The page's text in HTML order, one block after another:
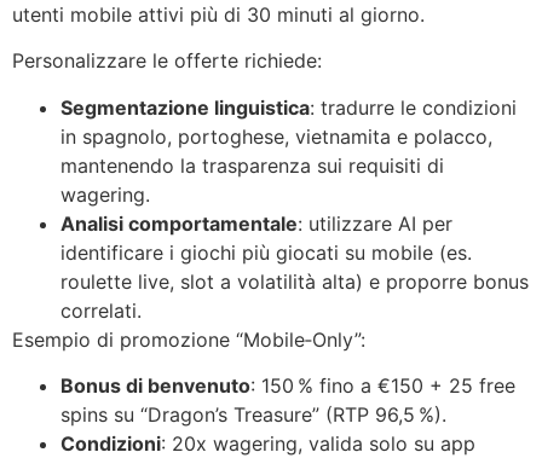
utenti mobile attivi più di 30 minuti al giorno.
Personalizzare le offerte richiede:
Segmentazione linguistica: tradurre le condizioni
in spagnolo, portoghese, vietnamita e polacco,
mantenendo la trasparenza sui requisiti di
wagering.
Analisi comportamentale: utilizzare AI per
identificare i giochi più giocati su mobile (es.
roulette live, slot a volatilità alta) e proporre bonus
correlati.
Esempio di promozione “Mobile‑Only”:
Bonus di benvenuto: 150 % fino a €150 + 25 free
spins su “Dragon’s Treasure” (RTP 96,5 %).
Condizioni: 20x wagering, valida solo su app